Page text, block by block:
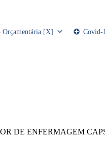
Orçamentária [X] Covid-
DE ENFERMAGEM